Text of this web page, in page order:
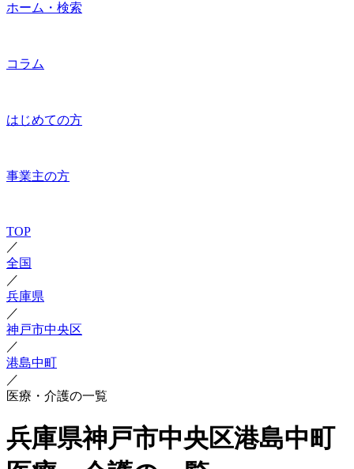
ホーム・検索
コラム
はじめての方
事業主の方
TOP
／
全国
／
兵庫県
／
神戸市中央区
／
港島中町
／
医療・介護の一覧
兵庫県神戸市中央区港島中町